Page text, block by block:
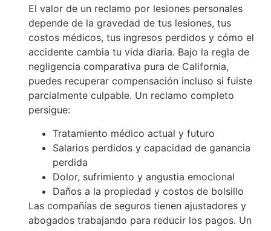
El valor de un reclamo por lesiones personales
depende de la gravedad de tus lesiones, tus
costos médicos, tus ingresos perdidos y cómo el
accidente cambia tu vida diaria. Bajo la regla de
negligencia comparativa pura de California,
puedes recuperar compensación incluso si fuiste
parcialmente culpable. Un reclamo completo
persigue:
Tratamiento médico actual y futuro
Salarios perdidos y capacidad de ganancia
perdida
Dolor, sufrimiento y angustia emocional
Daños a la propiedad y costos de bolsillo
Las compañías de seguros tienen ajustadores y
abogados trabajando para reducir los pagos. Un